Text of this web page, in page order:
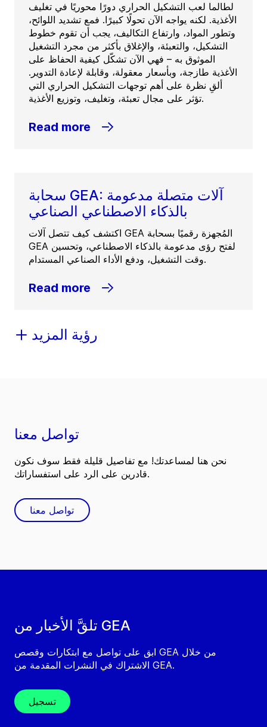
لطالما لعب التشكيل الحراري دورًا محوريًا في تغليف
الأغذية. لكنه يواجه الآن تحولًا كبيرًا. فمع تشديد اللوائح،
وتطور المواد، وارتفاع التكاليف، يجب أن تقوم خطوط
التشكيل، والتعبئة، والإغلاق بأكثر من مجرد التشغيل
الموثوق به – فهي الآن تشكّل كيفية الحفاظ على
الأغذية طازجة، وبأسعار معقولة، وقابلة لإعادة التدوير.
ألقِ نظرة على أهم توجهات التشكيل الحراري التي
تؤثر على مجال تعبئة، وتغليف، وتوزيع الأغذية.
Read more
سحابة GEA: آلات متصلة مدعومة
بالذكاء الاصطناعي الصناعي
اكتشف كيف تتصل آلات GEA المُجهزة رقميًا بسحابة
GEA لفتح رؤى مدعومة بالذكاء الاصطناعي، وتحسين
وقت التشغيل، ودفع الأداء الصناعي المستدام.
Read more
رؤية المزيد
تلقَّ الأخبار من GEA
ابق على تواصل مع ابتكارات وقصص GEA من خلال
الاشتراك في النشرات المقدمة من GEA.
تسجيل
تواصل معنا
نحن هنا لمساعدتك! مع تفاصيل قليلة فقط سوف نكون
قادرين على الرد على استفساراتك.
تواصل معنا